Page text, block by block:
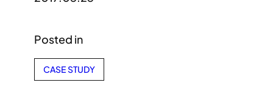
Posted in
CASE STUDY